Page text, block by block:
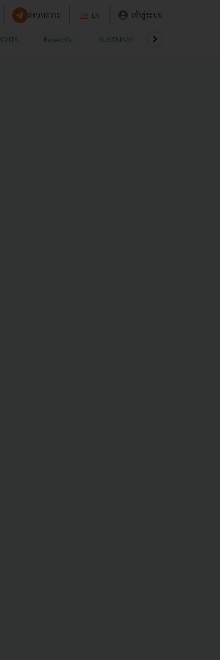
ส่งบทความ TH EN เข้าสู่ระบบ
Based On SUSTAINABLE